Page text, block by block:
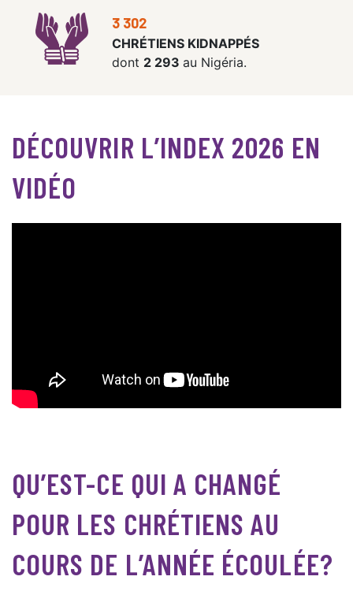
3 302
CHRÉTIENS KIDNAPPÉS
dont 2 293 au Nigéria.
DÉCOUVRIR L’INDEX 2026 EN
VIDÉO
QU’EST-CE QUI A CHANGÉ
POUR LES CHRÉTIENS AU
COURS DE L’ANNÉE ÉCOULÉE?